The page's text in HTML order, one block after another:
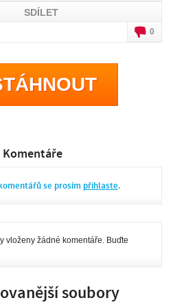
SDÍLET
0
Komentáře
se prosím přihlaste.
vloženy žádné komentáře. Buďte
soubory